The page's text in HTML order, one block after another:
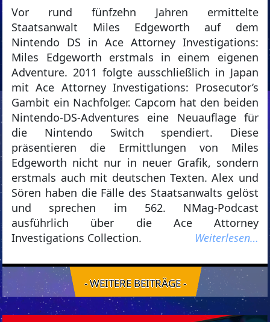
Vor rund fünfzehn Jahren ermittelte
Staatsanwalt Miles Edgeworth auf dem
Nintendo DS in Ace Attorney Investigations:
Miles Edgeworth erstmals in einem eigenen
Adventure. 2011 folgte ausschließlich in Japan
mit Ace Attorney Investigations: Prosecutor’s
Gambit ein Nachfolger. Capcom hat den beiden
Nintendo-DS-Adventures eine Neuauflage für
die Nintendo Switch spendiert. Diese
präsentieren die Ermittlungen von Miles
Edgeworth nicht nur in neuer Grafik, sondern
erstmals auch mit deutschen Texten. Alex und
Sören haben die Fälle des Staatsanwalts gelöst
und sprechen im 562. NMag-Podcast
ausführlich über die Ace Attorney
Investigations Collection.
Weiterlesen…
- WEITERE BEITRÄGE -